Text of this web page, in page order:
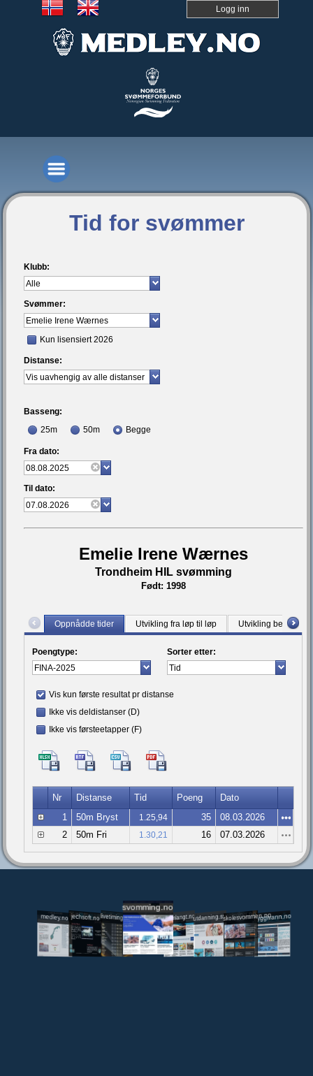
Logg inn
Tid for svømmer
Klubb:
Svømmer:
Kun lisensiert 2026
Distanse:
Basseng:
25m
50m Begge
Fra dato:
Til dato:
Emelie Irene Wærnes
Trondheim HIL svømming
Født: 1998
Oppnådde tider Utvikling fra løp til løp Utvikling bestetid
Poengtype: Sorter etter:
Vis kun første resultat pr distanse
Ikke vis deldistanser (D)
Ikke vis førsteetapper (F)
Nr Distanse Tid Poeng
Dato
1
50m Bryst 1.25,94 35
08.03.2026
2
50m Fri 1.30,21 16 07.03.2026
medley.no jechsoft.nolivetiming.medley.no
svomming.no
svomlangt.noutdanning.svomming.no
skolesvommen.notryggivann.no